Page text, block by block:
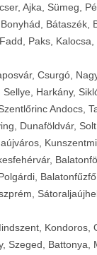
Ajka, Sümeg,
Bátaszék,
Paks,
Csurgó,
Harkány,
Andocs,
Dunaföldvár,
Kondoros,
Szeged, Battonya,